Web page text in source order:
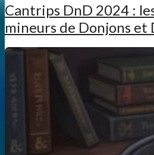
Cantrips DnD 2024 :
mineurs de Donjons et